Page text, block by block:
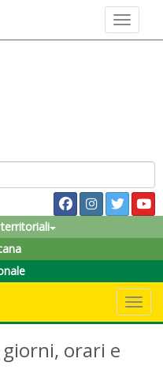
Toggle
orari e